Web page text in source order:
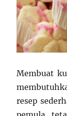
Membuat
resep